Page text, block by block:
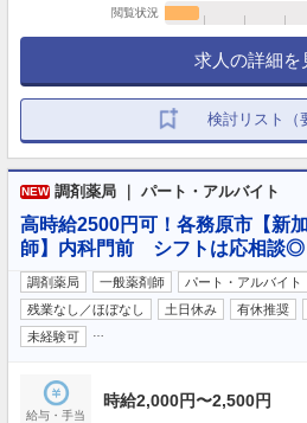
閲覧状況
求人の詳細を
検討リスト（
NEW 調剤薬局 ｜ パート・アルバイト
高時給2500円可！各務原市【新
師】内科門前 シフトは応相談◎
調剤薬局 一般薬剤師 パート・アルバイト
残業なし／ほぼなし
土日休み 有休推奨
未経験可
給与・手当
時給2,000円〜2,500円